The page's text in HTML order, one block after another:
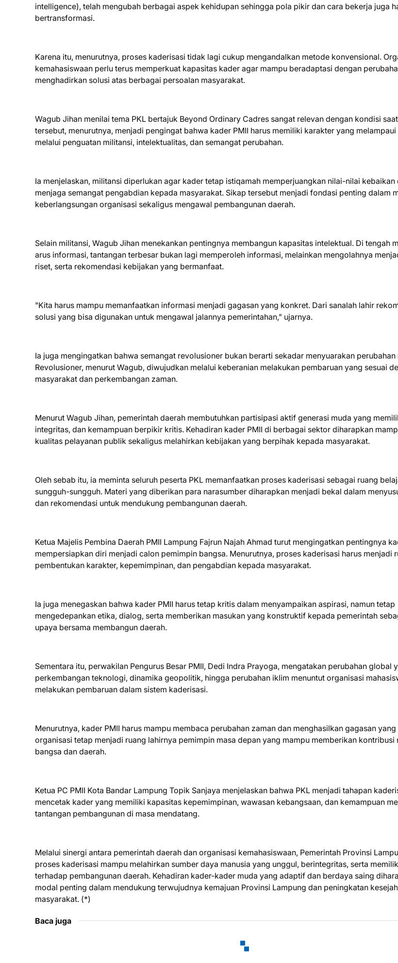
intelligence), telah mengubah berbagai aspek kehidupan sehingga pola pikir dan cara bekerja juga
bertransformasi.
Karena itu, menurutnya, proses kaderisasi tidak lagi cukup mengandalkan metode konvensional.
kemahasiswaan perlu terus memperkuat kapasitas kader agar mampu beradaptasi dengan
menghadirkan solusi atas berbagai persoalan masyarakat.
Wagub Jihan menilai tema PKL bertajuk Beyond Ordinary Cadres sangat relevan dengan kondisi
tersebut, menurutnya, menjadi pengingat bahwa kader PMII harus memiliki karakter yang
melalui penguatan militansi, intelektualitas, dan semangat perubahan.
Ia menjelaskan, militansi diperlukan agar kader tetap istiqamah memperjuangkan nilai-nilai kebaikan
menjaga semangat pengabdian kepada masyarakat. Sikap tersebut menjadi fondasi penting dalam
keberlangsungan organisasi sekaligus mengawal pembangunan daerah.
Selain militansi, Wagub Jihan menekankan pentingnya membangun kapasitas intelektual. Di tengah
arus informasi, tantangan terbesar bukan lagi memperoleh informasi, melainkan mengolahnya
riset, serta rekomendasi kebijakan yang bermanfaat.
"Kita harus mampu memanfaatkan informasi menjadi gagasan yang konkret. Dari sanalah lahir
solusi yang bisa digunakan untuk mengawal jalannya pemerintahan," ujarnya.
Ia juga mengingatkan bahwa semangat revolusioner bukan berarti sekadar menyuarakan
Revolusioner, menurut Wagub, diwujudkan melalui keberanian melakukan pembaruan yang sesuai
masyarakat dan perkembangan zaman.
Menurut Wagub Jihan, pemerintah daerah membutuhkan partisipasi aktif generasi muda yang
integritas, dan kemampuan berpikir kritis. Kehadiran kader PMII di berbagai sektor diharapkan
kualitas pelayanan publik sekaligus melahirkan kebijakan yang berpihak kepada masyarakat.
Oleh sebab itu, ia meminta seluruh peserta PKL memanfaatkan proses kaderisasi sebagai ruang
sungguh-sungguh. Materi yang diberikan para narasumber diharapkan menjadi bekal dalam
dan rekomendasi untuk mendukung pembangunan daerah.
Ketua Majelis Pembina Daerah PMII Lampung Fajrun Najah Ahmad turut mengingatkan pentingnya
mempersiapkan diri menjadi calon pemimpin bangsa. Menurutnya, proses kaderisasi harus menjadi
pembentukan karakter, kepemimpinan, dan pengabdian kepada masyarakat.
Ia juga menegaskan bahwa kader PMII harus tetap kritis dalam menyampaikan aspirasi, namun tetap
mengedepankan etika, dialog, serta memberikan masukan yang konstruktif kepada pemerintah
upaya bersama membangun daerah.
Sementara itu, perwakilan Pengurus Besar PMII, Dedi Indra Prayoga, mengatakan perubahan global
perkembangan teknologi, dinamika geopolitik, hingga perubahan iklim menuntut organisasi
melakukan pembaruan dalam sistem kaderisasi.
Menurutnya, kader PMII harus mampu membaca perubahan zaman dan menghasilkan gagasan
organisasi tetap menjadi ruang lahirnya pemimpin masa depan yang mampu memberikan kontribusi
bangsa dan daerah.
Ketua PC PMII Kota Bandar Lampung Topik Sanjaya menjelaskan bahwa PKL menjadi tahapan
mencetak kader yang memiliki kapasitas kepemimpinan, wawasan kebangsaan, dan kemampuan
tantangan pembangunan di masa mendatang.
Melalui sinergi antara pemerintah daerah dan organisasi kemahasiswaan, Pemerintah Provinsi
proses kaderisasi mampu melahirkan sumber daya manusia yang unggul, berintegritas, serta
terhadap pembangunan daerah. Kehadiran kader-kader muda yang adaptif dan berdaya saing
modal penting dalam mendukung terwujudnya kemajuan Provinsi Lampung dan peningkatan
masyarakat. (*)
Baca juga